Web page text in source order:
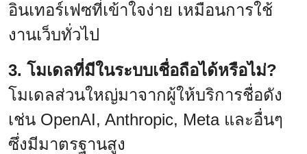
อินเทอร์เฟซที่เข้าใจง่าย เหมือนการใช้
งานเว็บทั่วไป
3. โมเดลที่มีในระบบเชื่อถือได้หรือไม่?
โมเดลส่วนใหญ่มาจากผู้ให้บริการชื่อดัง
เช่น OpenAI, Anthropic, Meta และอื่นๆ
ซึ่งมีมาตรฐานสูง